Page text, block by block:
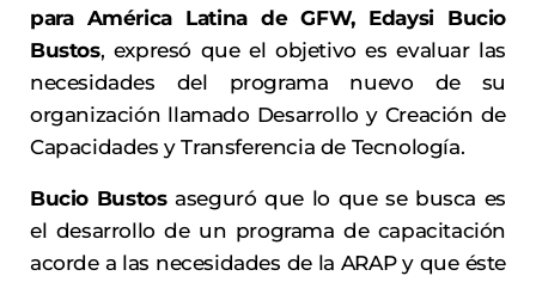
para América Latina de GFW, Edaysi Bucio
Bustos, expresó que el objetivo es evaluar las
necesidades del programa nuevo de su
organización llamado Desarrollo y Creación de
Capacidades y Transferencia de Tecnología.
Bucio Bustosaseguró que lo que se busca es
el desarrollo de un programa de capacitación
acorde a las necesidades de la ARAP y que éste